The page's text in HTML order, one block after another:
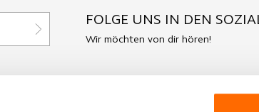
FOLGE UNS IN DEN
Wir möchten von dir hören!